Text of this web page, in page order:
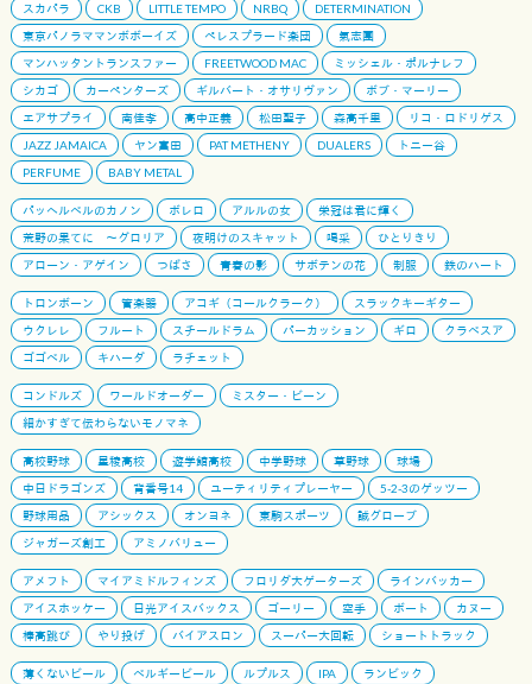
スカパラ
CKB LITTLE TEMPO NRBQ
DETERMINATION
東京パノラママンボボーイズ
ペレスプラード楽団
氣志團
マンハッタントランスファー
FREETWOOD MAC
ミッシェル・ポルナレフ
シカゴ
カーペンターズ ギルバート・オサリヴァン
ボブ・マーリー
エアサプライ
南佳孝 高中正義 松田聖子 森高千里
リコ・ロドリゲス
JAZZ JAMAICA
ヤン富田 PAT METHENY DUALERS
トニー谷
PERFUME
BABY METAL
パッヘルベルのカノン ボレロ アルルの女
栄冠は君に輝く
荒野の果てに 〜グロリア
夜明けのスキャット 喝采
ひとりきり
アローン・アゲイン
つばさ 青春の影 サボテンの花 制服 鉄のハート
トロンボーン 管楽器 アコギ（コールクラーク）
スラックキーギター
ウクレレ
フルート スチールドラム パーカッション ギロ
クラベスア
ゴゴベル
キハーダ ラチェット
コンドルズ ワールドオーダー
ミスター・ビーン
細かすぎて伝わらないモノマネ
高校野球 星稜高校 遊学館高校 中学野球 草野球
球場
中日ドラゴンズ
背番号14 ユーティリティプレーヤー
5-2-3のゲッツー
野球用品
アシックス オンヨネ 東駒スポーツ
誠グローブ
ジャガーズ創工
アミノバリュー
アメフト マイアミドルフィンズ フロリダ大ゲーターズ
ラインバッカー
アイスホッケー
日光アイスバックス ゴーリー 空手 ボート
カヌー
棒高跳び
やり投げ バイアスロン スーパー大回転 ショートトラック
薄くないビール ベルギービール ルプルス IPA
ランビック